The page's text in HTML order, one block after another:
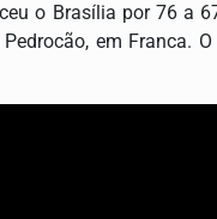
o Brasília por 76 a
em Franca.